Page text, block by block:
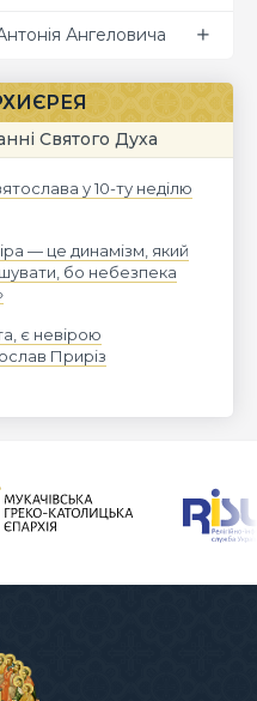
Ангеловича
Святого Духа
у 10-ту неділю
— це динамізм, який
бо небезпека
є невірою
Приріз